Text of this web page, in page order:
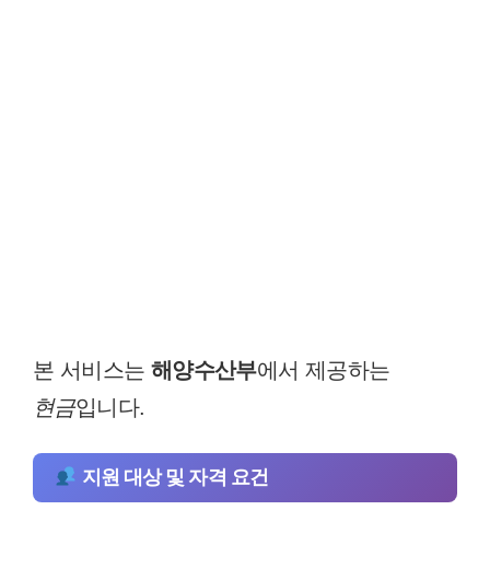
본 서비스는 해양수산부에서 제공하는
현금입니다.
지원 대상 및 자격 요건